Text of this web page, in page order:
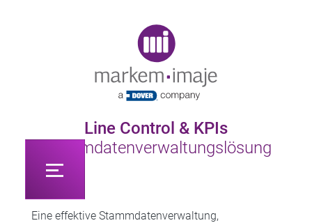
Line Control & KPIs
Stammdatenverwaltungslösung
Eine effektive Stammdatenverwaltung,